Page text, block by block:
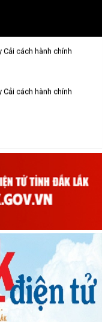
lập Đội TNTP Hồ Chí
136 năm ngày
Cải cách hành chính
Cải cách hành chính